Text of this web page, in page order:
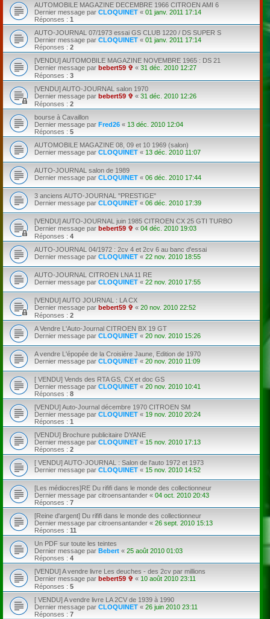
AUTOMOBILE MAGAZINE DECEMBRE 1966 CITROEN AMI 6
Dernier message par CLOQUINET « 01 janv. 2011 17:14
Réponses : 1
AUTO-JOURNAL 07/1973 essai GS CLUB 1220 / DS SUPER S
Dernier message par CLOQUINET « 01 janv. 2011 17:14
Réponses : 2
[VENDU] AUTOMOBILE MAGAZINE NOVEMBRE 1965 : DS 21
Dernier message par bebert59 ✞ « 31 déc. 2010 12:27
Réponses : 3
[VENDU] AUTO-JOURNAL salon 1970
Dernier message par bebert59 ✞ « 31 déc. 2010 12:26
Réponses : 2
bourse à Cavaillon
Dernier message par Fred26 « 13 déc. 2010 12:04
Réponses : 5
AUTOMOBILE MAGAZINE 08, 09 et 10 1969 (salon)
Dernier message par CLOQUINET « 13 déc. 2010 11:07
AUTO-JOURNAL salon de 1989
Dernier message par CLOQUINET « 06 déc. 2010 17:44
3 anciens AUTO-JOURNAL "PRESTIGE"
Dernier message par CLOQUINET « 06 déc. 2010 17:39
[VENDU] AUTO-JOURNAL juin 1985 CITROEN CX 25 GTI TURBO
Dernier message par bebert59 ✞ « 04 déc. 2010 19:03
Réponses : 4
AUTO-JOURNAL 04/1972 : 2cv 4 et 2cv 6 au banc d'essai
Dernier message par CLOQUINET « 22 nov. 2010 18:55
AUTO-JOURNAL CITROEN LNA 11 RE
Dernier message par CLOQUINET « 22 nov. 2010 17:55
[VENDU] AUTO JOURNAL : LA CX
Dernier message par bebert59 ✞ « 20 nov. 2010 22:52
Réponses : 2
A Vendre L'Auto-Journal CITROEN BX 19 GT
Dernier message par CLOQUINET « 20 nov. 2010 15:26
A vendre L'épopée de la Croisière Jaune, Edition de 1970
Dernier message par CLOQUINET « 20 nov. 2010 11:09
[ VENDU] Vends des RTA GS, CX et doc GS
Dernier message par CLOQUINET « 20 nov. 2010 10:41
Réponses : 8
[VENDU] Auto-Journal décembre 1970 CITROEN SM
Dernier message par CLOQUINET « 19 nov. 2010 20:24
Réponses : 1
[VENDU] Brochure publicitaire DYANE
Dernier message par CLOQUINET « 15 nov. 2010 17:13
Réponses : 2
[ VENDU] AUTO-JOURNAL : Salon de l'auto 1972 et 1973
Dernier message par CLOQUINET « 15 nov. 2010 14:52
[Les médiocres]RE Du rififi dans le monde des collectionneur
Dernier message par citroensantander « 04 oct. 2010 20:43
Réponses : 7
[Reine d'argent] Du rififi dans le monde des collectionneur
Dernier message par citroensantander « 26 sept. 2010 15:13
Réponses : 11
Un PDF sur toute les teintes
Dernier message par Bebert « 25 août 2010 01:03
Réponses : 4
[VENDU] A vendre livre Les deuches - des 2cv par millions
Dernier message par bebert59 ✞ « 10 août 2010 23:11
Réponses : 5
[ VENDU] A vendre livre LA 2CV de 1939 à 1990
Dernier message par CLOQUINET « 26 juin 2010 23:11
Réponses : 7